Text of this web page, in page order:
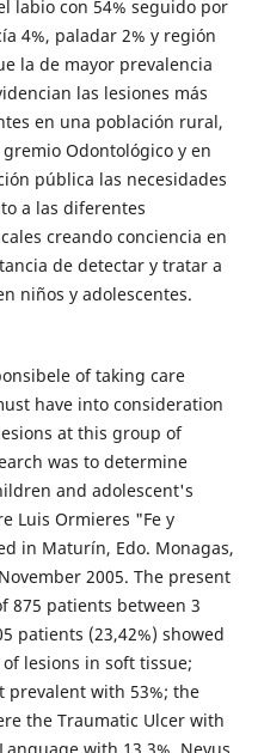
labio con 54% seguido por
4%, paladar 2% y región
la de mayor prevalencia
las lesiones más
en una población rural,
Odontológico y en
pública las necesidades
a las diferentes
creando conciencia en
de detectar y tratar a
niños y adolescentes.
of taking care
have into consideration
at this group of
was to determine
and adolescent's
Luis Ormieres "Fe y
in Maturín, Edo. Monagas,
2005. The present
875 patients between 3
patients (23,42%) showed
lesions in soft tissue;
prevalent with 53%; the
the Traumatic Ulcer with